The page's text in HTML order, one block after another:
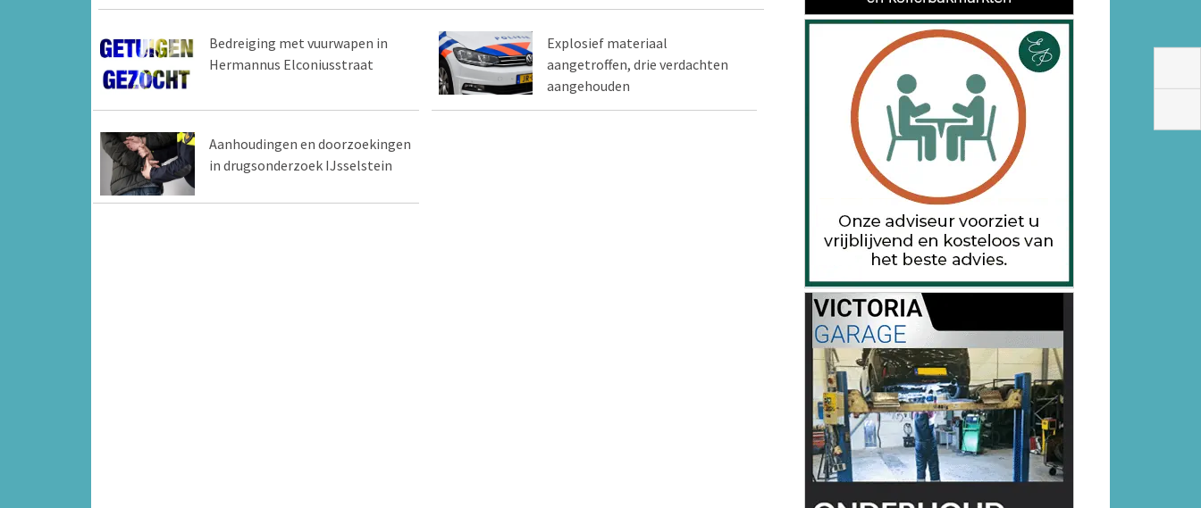
Bedreiging met vuurwapen in
Hermannus Elconiusstraat
Explosief materiaal
aangetroffen, drie verdachten
aangehouden
Aanhoudingen en doorzoekingen
in drugsonderzoek IJsselstein